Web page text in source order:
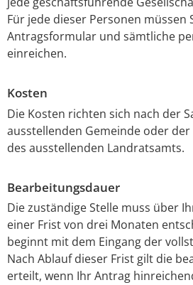
Für jede dieser Personen müssen
Antragsformular und sämtliche
einreichen.
Kosten
Die Kosten richten sich nach der
ausstellenden Gemeinde oder
des ausstellenden Landratsamts.
Bearbeitungsdauer
Die zuständige Stelle muss über
einer Frist von drei Monaten
beginnt mit dem Eingang der
Nach Ablauf dieser Frist gilt die
erteilt, wenn Ihr Antrag